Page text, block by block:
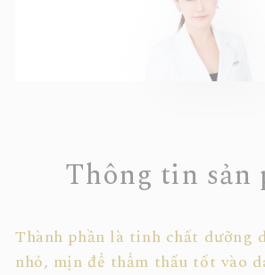
Thông tin sản
Thành phần là tinh chất dưỡng
nhỏ, mịn để thẩm thấu tốt vào